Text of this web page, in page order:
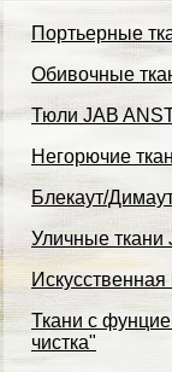
Портьерные
Обивочные
Тюли JAB
Негорючие
Блекаут/
Уличные ткани
Ткани с
чистка"